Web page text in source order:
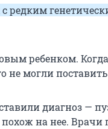
редким
ребенком.
не могли
диагноз —
на нее. Врачи